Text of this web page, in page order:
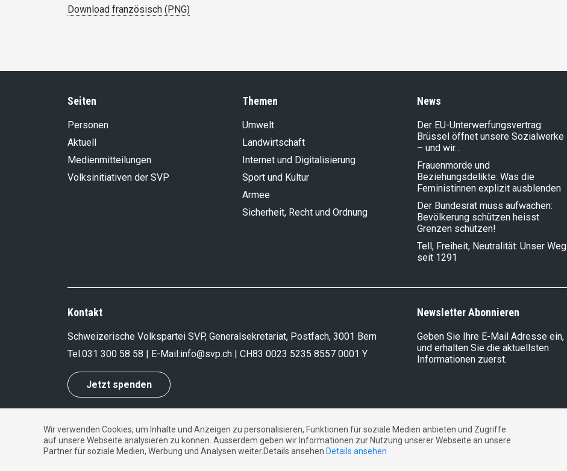
Download französisch (PNG)
Seiten
Personen
Aktuell
Medienmitteilungen
Volksinitiativen der SVP
Themen
Umwelt
Landwirt­schaft
Internet und Digitalisierung
Sport und Kultur
Armee
Sicherheit, Recht und Ordnung
News
Der EU-Unterwerfungsvertrag:
Brüssel öffnet unsere Sozialwerke
– und wir…
Frauenmorde und
Beziehungsdelikte: Was die
Feministinnen explizit ausblenden
Der Bundesrat muss aufwachen:
Bevölkerung schützen heisst
Grenzen schützen!
Tell, Freiheit, Neutralität: Unser Weg
seit 1291
Kontakt
Schweizerische Volkspartei SVP, Generalsekretariat, Postfach, 3001 Bern
Tel.031 300 58 58 | E-Mail:info@svp.ch | CH83 0023 5235 8557 0001 Y
Jetzt spenden
Newsletter Abonnieren
Geben Sie Ihre E-Mail Adresse ein,
und erhalten Sie die aktuellsten
Informationen zuerst.
Impressum| Datenschutzerklärung|Kontakt DE FR IT
Wir verwenden Cookies, um Inhalte und Anzeigen zu personalisieren, Funktionen für soziale Medien anbieten und Zugriffe
auf unsere Webseite analysieren zu können. Ausserdem geben wir Informationen zur Nutzung unserer Webseite an unsere
Partner für soziale Medien, Werbung und Analysen weiter.Details ansehen Details ansehen